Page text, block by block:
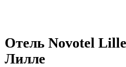
Отель Novotel
Лилле